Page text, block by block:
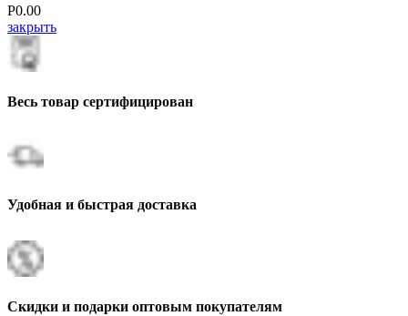
Р0.00
закрыть
Весь товар сертифицирован
Удобная и быстрая доставка
Скидки и подарки оптовым покупателям